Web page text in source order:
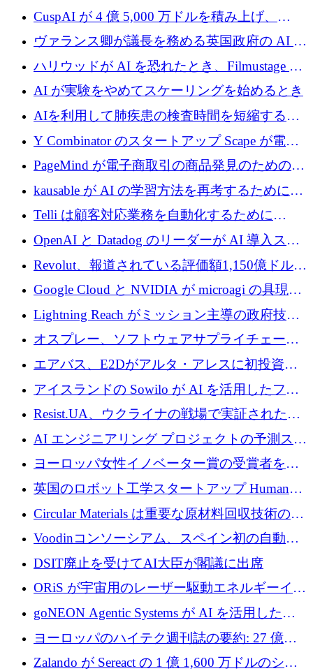
子力タービンが1500万ポンドの資金調達でス
テルスから浮上
CuspAI が 4 億 5,000 万ドルを積み上げ、
Resist.UA が 5,000 万ユーロの基金を立ち上
げ、DSIT が廃止される
ヴァランス卿が議長を務める英国政府の AI タ
スクフォースが発足
ハリウッドが AI を恐れたとき、Filmustage は
代わりにプリプロダクションに賭けました
AI が実験をやめてスケーリングを始めるとき
AIを利用して肺疾患の検査時間を短縮する英
国のヘルステック挑戦者が1900万ドルを獲得
Y Combinator のスタートアップ Scape が電子
メールを再考するために 320 万ドルを調達し
てステルスから浮上
PageMind が電子商取引の商品発見のための
AI を拡張するために 120 万ユーロを調達
kausable が AI の学習方法を再考するために
1,200 万ユーロを調達
Telli は顧客対応業務を自動化するために
1,500 万ドルのシードを確保
OpenAI と Datadog のリーダーが AI 導入スタ
ートアップ Arrakis を支援
Revolut、報道されている評価額1,150億ドルで
の新たな二次株式売却を確認
Google Cloud と NVIDIA が microagi の具現化
された AI の野望を推進
Lightning Reach がミッション主導の政府技術
グループとしてポートフォリオを拡大し ETG
に買収
オスプレー、ソフトウェアサプライチェーン
攻撃を阻止するために265万ドルを確保
エアバス、E2Dがアルタ・アレスに初投資、
欧州防衛技術ファンドに5億ユーロを拠出
アイスランドの Sowilo が AI を活用したファ
ッション製品インテリジェンス プラットフォ
ームを拡大するためにプレシードを調達
Resist.UA、ウクライナの戦場で実証された防
衛技術を拡大するために5,000万ユーロの欧州
基金を立ち上げる
AI エンジニアリング プロジェクトの予測スタ
ートアップ Cascade が a16z アクセラレータか
らの支援を獲得
ヨーロッパ女性イノベーター賞の受賞者を紹
介します
英国のロボット工学スタートアップ Humanoid
がシリーズ A 1 億 5,200 万ドルで評価額 13 億
5,000 万ドルに到達
Circular Materials は重要な原材料回収技術の拡
張に 1,180 万ユーロを確保
Voodinコンソーシアム、スペイン初の自動木
製ブレード工場の建設にEU補助金4,800万ユ
ーロを確保
DSIT廃止を受けてAI大臣が閣議に出席
ORiS が宇宙用のレーザー駆動エネルギーイン
フラの構築に 500 万ユーロを調達
goNEON Agentic Systems が AI を活用したイ
ンフラ計画を加速するために 16 万ユーロを確
ヨーロッパのハイテク週刊誌の要約: 27 億ユ
ーロを超える 60 以上のハイテク資金調達取引
Zalando が Sereact の 1 億 1,600 万ドルのシリ